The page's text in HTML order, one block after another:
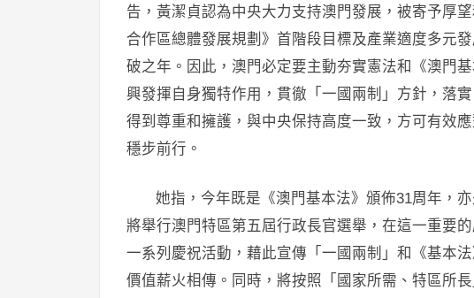
告，黃潔貞認為中央大力支持澳門發展，被寄予厚
合作區總體發展規劃》首階段目標及產業適度多元
破之年。因此，澳門必定要主動夯實憲法和《澳門
興發揮自身獨特作用，貫徹「一國兩制」方針，落
得到尊重和擁護，與中央保持高度一致，方可有效
穩步前行。
她指，今年既是《澳門基本法》頒佈31周年，
將舉行澳門特區第五屆行政長官選舉，在這一重要
一系列慶祝活動，藉此宣傳「一國兩制」和《基本
價值薪火相傳。同時，將按照「國家所需、特區所